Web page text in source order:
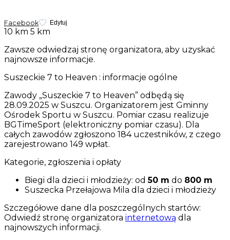
Facebook Edytuj
10 km 5 km
Zawsze odwiedzaj stronę organizatora, aby uzyskać
najnowsze informacje.
Suszeckie 7 to Heaven : informacje ogólne
Zawody „Suszeckie 7 to Heaven” odbędą się
28.09.2025 w Suszcu. Organizatorem jest Gminny
Ośrodek Sportu w Suszcu. Pomiar czasu realizuje
BGTimeSport (elektroniczny pomiar czasu). Dla
całych zawodów zgłoszono 184 uczestników, z czego
zarejestrowano 149 wpłat.
Kategorie, zgłoszenia i opłaty
Biegi dla dzieci i młodzieży: od50 m do 800 m
Suszecka Przełajowa Mila dla dzieci i młodzieży
Szczegółowe dane dla poszczególnych startów:
Odwiedź stronę organizatora internetową dla
najnowszych informacji.